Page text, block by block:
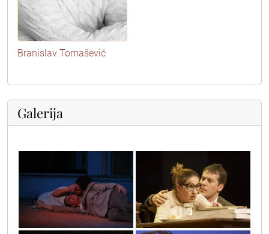
Branislav Tomašević
Galerija
14 29